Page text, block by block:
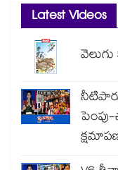
Latest Videos
పెంపు-